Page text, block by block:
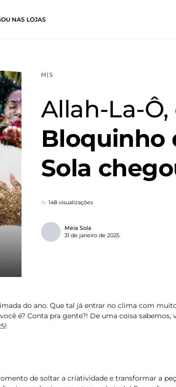
NAS LOJAS
M|S
Allah-La-Ô,
Bloquinho
Sola
148 visualizações
Meia Sola
31 de janeiro de 2025
do ano. Que tal já entrar no clima com
é? Conta pra gente?! De uma coisa sabemos,
de soltar a criatividade e transformar a